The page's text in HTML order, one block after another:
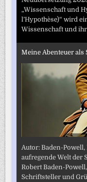
„Wissenschaft und
l’Hypothèse)“ wird
Wissenschaft und
Meine Abenteuer als
Autor: Baden-
aufregende Welt der
Robert Baden-
Schriftsteller und